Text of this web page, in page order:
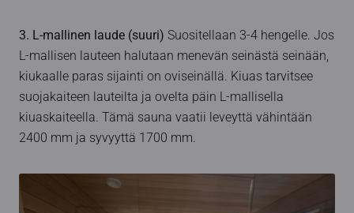
3. L-mallinen laude (suuri) Suositellaan 3-4 hengelle. Jos
L-mallisen lauteen halutaan menevän seinästä seinään,
kiukaalle paras sijainti on oviseinällä. Kiuas tarvitsee
suojakaiteen lauteilta ja ovelta päin L-mallisella
kiuaskaiteella. Tämä sauna vaatii leveyttä vähintään
2400 mm ja syvyyttä 1700 mm.